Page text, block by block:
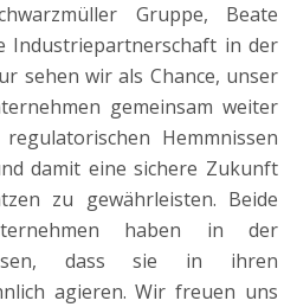
Gruppe, Beate
Industriepartnerschaft in der
sehen wir als Chance, unser
gemeinsam weiter
Hemmnissen
damit eine sichere Zukunft
zu gewährleisten. Beide
haben in der
dass sie in ihren
agieren. Wir freuen uns